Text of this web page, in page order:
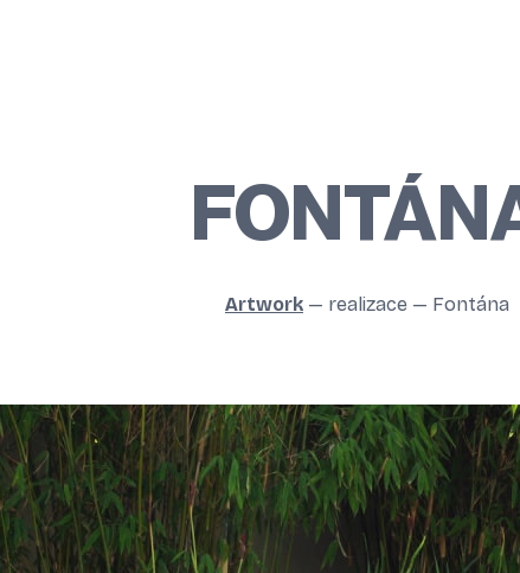
Artwork — realizace — Fontána